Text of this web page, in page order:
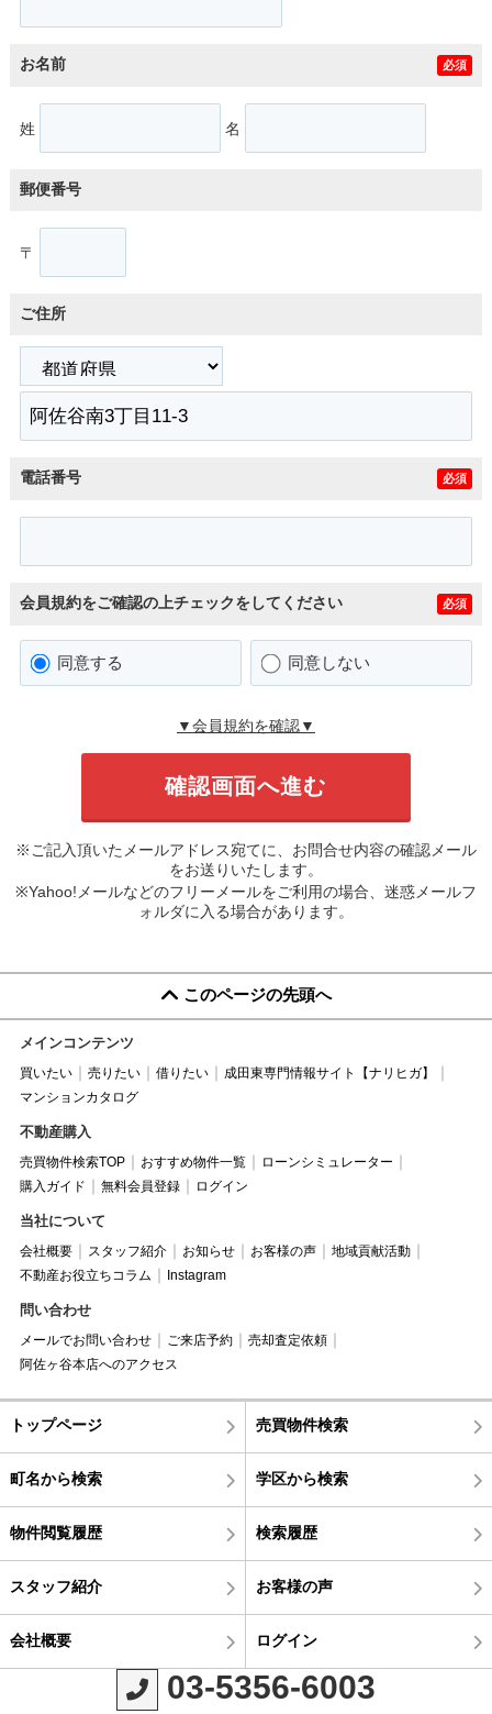
お名前 必須
姓 名
郵便番号
〒
ご住所
電話番号 必須
会員規約をご確認の上チェックをしてください 必須
同意する 同意しない
▼会員規約を確認▼
※ご記入頂いたメールアドレス宛てに、お問合せ内容の確認メール
をお送りいたします。
※Yahoo!メールなどのフリーメールをご利用の場合、迷惑メールフ
ォルダに入る場合があります。
このページの先頭へ
メインコンテンツ
買いたい 売りたい 借りたい
成田東専門情報サイト【ナリヒガ】
マンションカタログ
不動産購入
売買物件検索TOP おすすめ物件一覧
ローンシミュレーター
購入ガイド
無料会員登録 ログイン
当社について
会社概要 スタッフ紹介 お知らせ お客様の声
地域貢献活動
不動産お役立ちコラム
Instagram
問い合わせ
メールでお問い合わせ ご来店予約
売却査定依頼
阿佐ヶ谷本店へのアクセス
トップページ 売買物件検索
町名から検索 学区から検索
物件閲覧履歴 検索履歴
スタッフ紹介 お客様の声
会社概要 ログイン
03-5356-6003